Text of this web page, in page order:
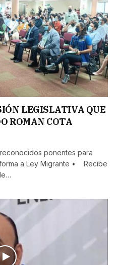
LEGISLATIVA QUE
ROMAN COTA
ponentes para
a Ley Migrante • Recibe